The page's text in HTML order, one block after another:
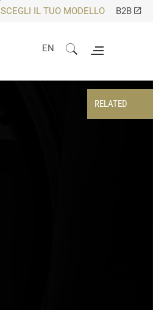
SCEGLI IL TUO MODELLO B2B
EN
RELATED